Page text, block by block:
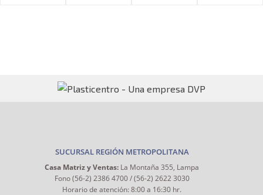
SUCURSAL REGIÓN METROPOLITANA
Casa Matriz y Ventas: La Montaña 355, Lampa
Fono (56-2) 2386 4700 / (56-2) 2622 3030
Horario de atención: 8:00 a 16:30 hr.